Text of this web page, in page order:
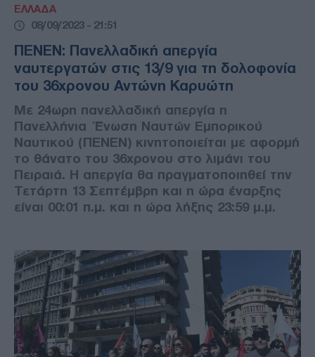
ΕΛΛΑΔΑ
08/09/2023 - 21:51
ΠΕΝΕΝ: Πανελλαδική απεργία
ναυτεργατών στις 13/9 για τη δολοφονία
του 36χρονου Αντώνη Καρυώτη
Με 24ωρη πανελλαδική απεργία η
Πανελλήνια Ένωση Ναυτών Εμπορικού
Ναυτικού (ΠΕΝΕΝ) κινητοποιείται με αφορμή
το θάνατο του 36χρονου στο λιμάνι του
Πειραιά. Η απεργία θα πραγματοποιηθεί την
Τετάρτη 13 Σεπτέμβρη και η ώρα έναρξης
είναι 00:01 π.μ. και η ώρα λήξης 23:59 μ.μ.